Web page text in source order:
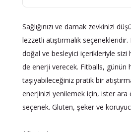
Sağlığınızı ve damak zevkinizi
lezzetli atıştırmalık
doğal ve besleyici içerikleriyle
de enerji verecek. Fitballs, günün
taşıyabileceğiniz pratik bir
enerjinizi yenilemek için, ister ara
seçenek. Gluten, şeker ve